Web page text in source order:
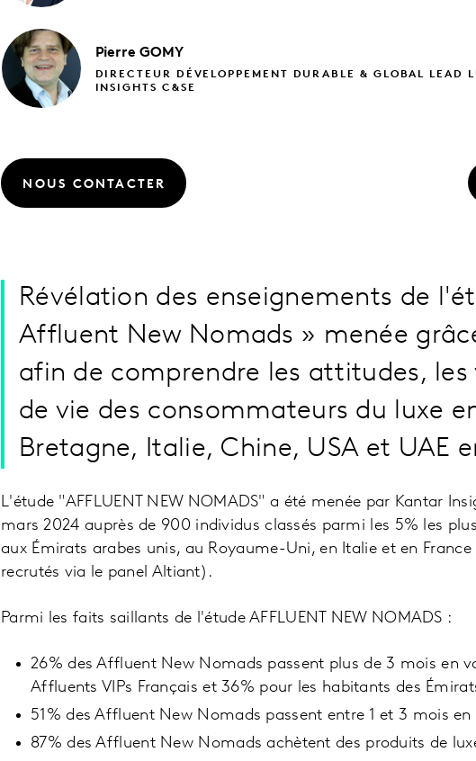
Pierre GOMY
DIRECTEUR DÉVELOPPEMENT DURABLE & GLOBAL LEAD
INSIGHTS C&SE
NOUS CONTACTER
Révélation des enseignements de
Affluent New Nomads » menée
afin de comprendre les attitudes, les
de vie des consommateurs du luxe
Bretagne, Italie, Chine, USA et UAE
L'étude "AFFLUENT NEW NOMADS" a été menée par Kantar
mars 2024 auprès de 900 individus classés parmi les 5% les
aux Émirats arabes unis, au Royaume-Uni, en Italie et en
recrutés via le panel Altiant).
Parmi les faits saillants de l'étude AFFLUENT NEW NOMADS :
26% des Affluent New Nomads passent plus de 3 mois en
Affluents VIPs Français et 36% pour les habitants des
51% des Affluent New Nomads passent entre 1 et 3 mois
87% des Affluent New Nomads achètent des produits de